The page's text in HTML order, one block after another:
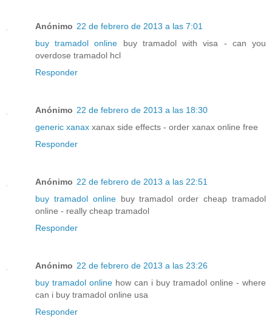
Anónimo 22 de febrero de 2013 a las 7:01
buy tramadol online buy tramadol with visa - can you
overdose tramadol hcl
Responder
Anónimo 22 de febrero de 2013 a las 18:30
generic xanax xanax side effects - order xanax online free
Responder
Anónimo 22 de febrero de 2013 a las 22:51
buy tramadol onlinebuy tramadol order cheap tramadol
online - really cheap tramadol
Responder
Anónimo 22 de febrero de 2013 a las 23:26
buy tramadol online how can i buy tramadol online - where
can i buy tramadol online usa
Responder